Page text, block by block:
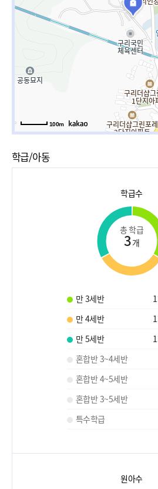
100m
학급/아동
학급수
총 학급
3개
만 3세반 1
만 4세반
1
만 5세반
1
혼합반 3~4세반
혼합반 4~5세반
혼합반 3~5세반
특수학급
원아수